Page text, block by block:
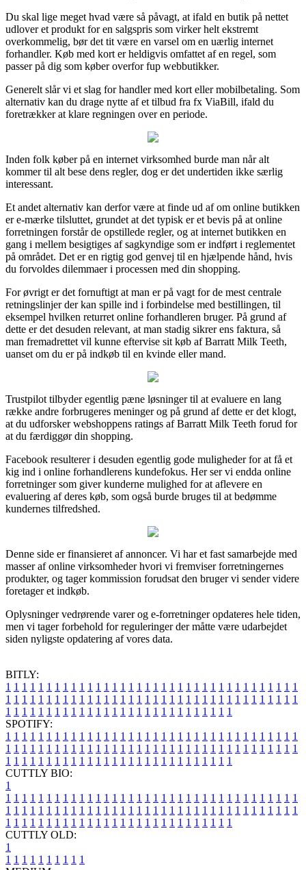
Du skal lige meget hvad være så påvagt, at ifald en butik på nettet
udlover et produkt for en salgspris som virker helt ekstremt
overkommelig, bør det tit være en varsel om en uærlig internet
forhandler. Køb med kort er heldigvis omfattet af en regel, som
passer på dig som køber overfor fup webbutikker.
Generelt slår vi et slag for handler med kort eller mobilbetaling. Som
alternativ kan du drage nytte af et tilbud fra fx ViaBill, ifald du
foretrækker at klare regningen over en periode.
Inden folk køber på en internet virksomhed burde man når alt
kommer til alt bese dens regler, dog er det undertiden ikke særlig
interessant.
Et andet alternativ kan derfor være at finde ud af om online butikken
er e-mærke tilsluttet, grundet at det typisk er et bevis på at online
forretningen forstår de opstillede regler, og at internet butikken en
gang i mellem besigtiges af sagkyndige som er indført i reglementet
på området. Det er en rigtig god genvej til en hjælpende hånd, hvis
du forvoldes dilemmaer i processen med din shopping.
For øvrigt er det fornuftigt at man er på vagt for de mest centrale
retningslinjer der kan spille ind i forbindelse med bestillingen, til
eksempel hvilken returret online forhandleren bruger. På grund af
dette er det desuden relevant, at man stadig sikrer ens faktura, så
man fremadrettet vil kunne eftervise sit køb af Barratt Milk Teeth,
uanset om du er på indkøb til en kvinde eller mand.
Trustpilot tilbyder egentlig pæne løsninger til at evaluere en lang
række andre forbrugeres meninger og på grund af dette er det klogt,
at du udforsker webshoppens ratings af Barratt Milk Teeth forud for
at du færdiggør din shopping.
Facebook resulterer i desuden egentlig gode muligheder for at få et
kig ind i online forhandlerens kundefokus. Her ser vi endda online
forretninger som giver kunderne mulighed for at aflevere en
evaluering af deres køb, som også burde bruges til at bedømme
kundernes tilfredshed.
Denne side er finansieret af annoncer. Vi har et fast samarbejde med
masser af online virksomheder hvori vi fremviser forretningernes
produkter, og tager kommission forudsat den bruger vi sender videre
foretager et indkøb.
Oplysninger vedrørende varer og e-forretninger opdateres hele tiden,
men vi tager forbehold for reguleringer der måtte være udarbejdet
siden nyligste opdatering af vores data.
BITLY:
1 1 1 1 1 1 1 1 1 1 1 1 1 1 1 1 1 1 1 1 1 1 1 1 1 1 1 1 1 1 1 1 1 1 1 1
1 1 1 1 1 1 1 1 1 1 1 1 1 1 1 1 1 1 1 1 1 1 1 1 1 1 1 1 1 1 1 1 1 1 1 1
1 1 1 1 1 1 1 1 1 1 1 1 1 1 1 1 1 1 1 1 1 1 1 1 1 1 1 1
SPOTIFY:
1 1 1 1 1 1 1 1 1 1 1 1 1 1 1 1 1 1 1 1 1 1 1 1 1 1 1 1 1 1 1 1 1 1 1 1
1 1 1 1 1 1 1 1 1 1 1 1 1 1 1 1 1 1 1 1 1 1 1 1 1 1 1 1 1 1 1 1 1 1 1 1
1 1 1 1 1 1 1 1 1 1 1 1 1 1 1 1 1 1 1 1 1 1 1 1 1 1 1 1
CUTTLY BIO:
1
1 1 1 1 1 1 1 1 1 1 1 1 1 1 1 1 1 1 1 1 1 1 1 1 1 1 1 1 1 1 1 1 1 1 1 1
1 1 1 1 1 1 1 1 1 1 1 1 1 1 1 1 1 1 1 1 1 1 1 1 1 1 1 1 1 1 1 1 1 1 1 1
1 1 1 1 1 1 1 1 1 1 1 1 1 1 1 1 1 1 1 1 1 1 1 1 1 1 1 1
CUTTLY OLD:
1
1 1 1 1 1 1 1 1 1 1